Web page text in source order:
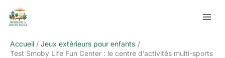
Accueil
Jeux extérieurs pour enfants
Test Smoby Life Fun Center : le centre d’activités multi-sports
Rechercher